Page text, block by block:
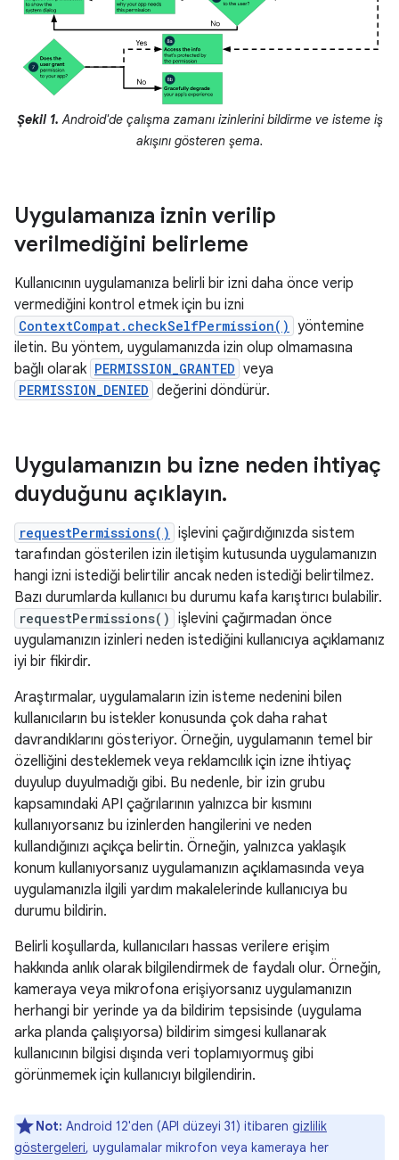
Şekil 1. Android'de çalışma zamanı izinlerini bildirme ve isteme iş
akışını gösteren şema.
Uygulamanıza iznin verilip
verilmediğini belirleme
Kullanıcının uygulamanıza belirli bir izni daha önce verip
vermediğini kontrol etmek için bu izni
ContextCompat.checkSelfPermission() yöntemine
iletin. Bu yöntem, uygulamanızda izin olup olmamasına
bağlı olarak PERMISSION_GRANTED veya
PERMISSION_DENIED değerini döndürür.
Uygulamanızın bu izne neden ihtiyaç
duyduğunu açıklayın.
requestPermissions() işlevini çağırdığınızda sistem
tarafından gösterilen izin iletişim kutusunda uygulamanızın
hangi izni istediği belirtilir ancak neden istediği belirtilmez.
Bazı durumlarda kullanıcı bu durumu kafa karıştırıcı bulabilir.
requestPermissions() işlevini çağırmadan önce
uygulamanızın izinleri neden istediğini kullanıcıya açıklamanız
iyi bir fikirdir.
Araştırmalar, uygulamaların izin isteme nedenini bilen
kullanıcıların bu istekler konusunda çok daha rahat
davrandıklarını gösteriyor. Örneğin, uygulamanın temel bir
özelliğini desteklemek veya reklamcılık için izne ihtiyaç
duyulup duyulmadığı gibi. Bu nedenle, bir izin grubu
kapsamındaki API çağrılarının yalnızca bir kısmını
kullanıyorsanız bu izinlerden hangilerini ve neden
kullandığınızı açıkça belirtin. Örneğin, yalnızca yaklaşık
konum kullanıyorsanız uygulamanızın açıklamasında veya
uygulamanızla ilgili yardım makalelerinde kullanıcıya bu
durumu bildirin.
Belirli koşullarda, kullanıcıları hassas verilere erişim
hakkında anlık olarak bilgilendirmek de faydalı olur. Örneğin,
kameraya veya mikrofona erişiyorsanız uygulamanızın
herhangi bir yerinde ya da bildirim tepsisinde (uygulama
arka planda çalışıyorsa) bildirim simgesi kullanarak
kullanıcının bilgisi dışında veri toplamıyormuş gibi
görünmemek için kullanıcıyı bilgilendirin.
Not: Android 12'den (API düzeyi 31) itibaren gizlilik
göstergeleri, uygulamalar mikrofon veya kameraya her